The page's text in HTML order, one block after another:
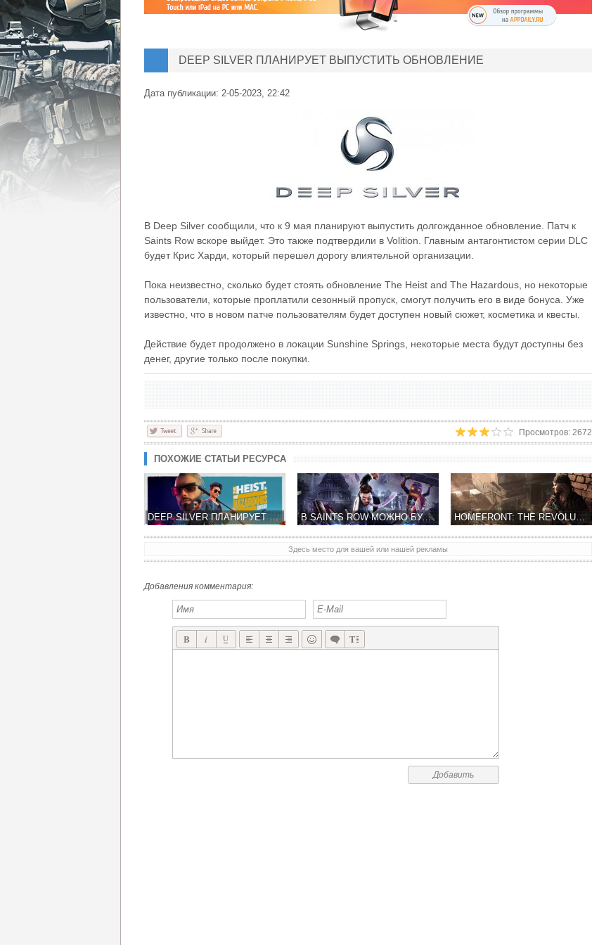
DEEP SILVER ПЛАНИРУЕТ ВЫПУСТИТЬ ОБНОВЛЕНИЕ
Дата публикации: 2-05-2023, 22:42
В Deep Silver сообщили, что к 9 мая планируют выпустить долгожданное обновление. Патч к
Saints Row вскоре выйдет. Это также подтвердили в Volition. Главным антагонтистом серии DLC
будет Крис Харди, который перешел дорогу влиятельной организации.
Пока неизвестно, сколько будет стоять обновление The Heist and The Hazardous, но некоторые
пользователи, которые проплатили сезонный пропуск, смогут получить его в виде бонуса. Уже
известно, что в новом патче пользователям будет доступен новый сюжет, косметика и квесты.
Действие будет продолжено в локации Sunshine Springs, некоторые места будут доступны без
денег, другие только после покупки.
Просмотров: 2672
ПОХОЖИЕ СТАТЬИ РЕСУРСА
DEEP SILVER ПЛАНИРУЕТ ВЫПУСТИТЬ ОБНОВЛЕНИЕ В SAINTS ROW МОЖНО БУДЕТ ПОИГРАТЬ БЕСПЛАТНО HOMEFRONT: THE REVOLUTION ТЕПЕРЬ БУДЕТ РАЗВИВАТЬ DEEP SILVER
Здесь место для вашей или нашей рекламы
Добавления комментария:
Добавить